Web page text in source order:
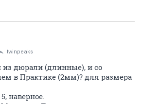
twinpeaks
из дюрали (длинные), и со
в Практике (2мм)? для размера
наверное.